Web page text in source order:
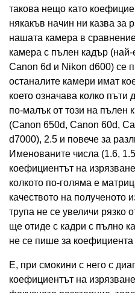
такова нещо като
някакъв начин ни казва за
нашата камера в
камера с пълен кадър
Canon 6d и Nikon d600) се
останалите камери имат
което означава колко пъти
по-малък от този на пълен
(Canon 650d, Canon 60d,
d7000), 2.5 и повече за
Именованите числа (1.6,
коефициентът на
колкото по-голяма е
качеството на полученото
трупа не се увеличи рязко
ще отиде с кадри с пълно
не се пише за коефициента
Е, при смокини с него с
коефициентът на